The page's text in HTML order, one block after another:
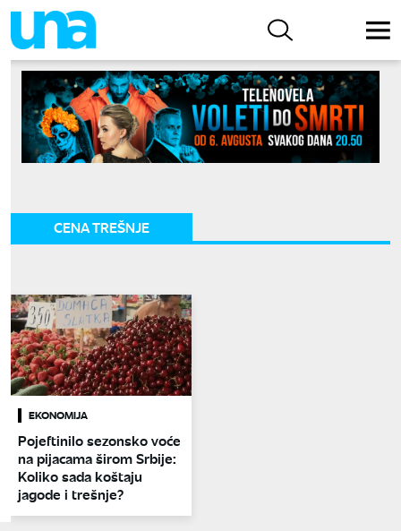
CENA TREŠNJE
EKONOMIJA
Pojeftinilo sezonsko voće
na pijacama širom Srbije:
Koliko sada koštaju
jagode i trešnje?